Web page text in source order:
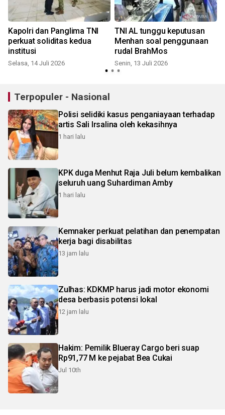
Kapolri dan Panglima TNI
perkuat soliditas kedua
institusi
Selasa, 14 Juli 2026
TNI AL tunggu keputusan
Menhan soal penggunaan
rudal BrahMos
Senin, 13 Juli 2026
Terpopuler - Nasional
Polisi selidiki kasus penganiayaan terhadap
artis Sali Irsalina oleh kekasihnya
1 hari lalu
KPK duga Menhut Raja Juli belum kembalikan
seluruh uang Suhardiman Amby
1 hari lalu
Kemnaker perkuat pelatihan dan penempatan
kerja bagi disabilitas
13 jam lalu
Zulhas: KDKMP harus jadi motor ekonomi
desa berbasis potensi lokal
12 jam lalu
Hakim: Pemilik Blueray Cargo beri suap
Rp91,77 M ke pejabat Bea Cukai
Jul 10th